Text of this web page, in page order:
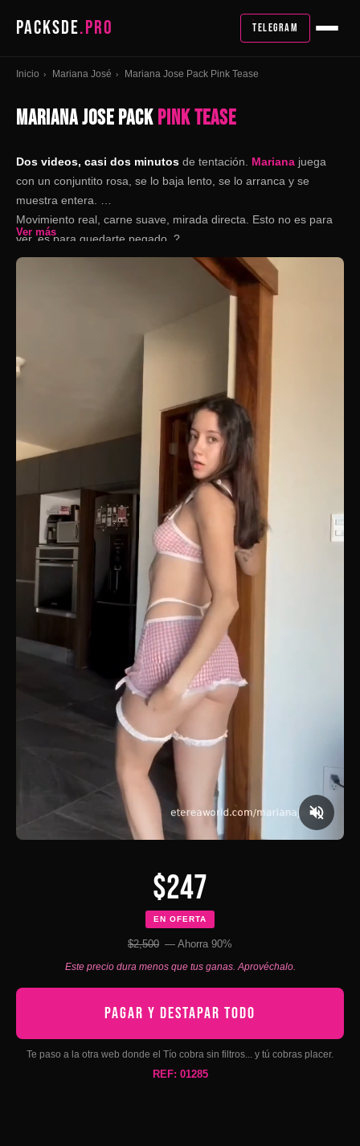
PACKSDE.PRO TELEGRAM
Inicio › Mariana José › Mariana Jose Pack Pink Tease
MARIANA JOSE PACKPINK TEASE
Dos videos, casi dos minutos de tentación. Mariana juega
con un conjuntito rosa, se lo baja lento, se lo arranca y se
muestra entera.
Movimiento real, carne suave, mirada directa. Esto no es para
ver, es para quedarte pegado. ?
Ver más
$247
EN OFERTA
$2,500 — Ahorra 90%
Este precio dura menos que tus ganas. Aprovéchalo.
PAGAR Y DESTAPAR TODO
Te paso a la otra web donde el Tío cobra sin filtros... y tú cobras placer.
REF: 01285